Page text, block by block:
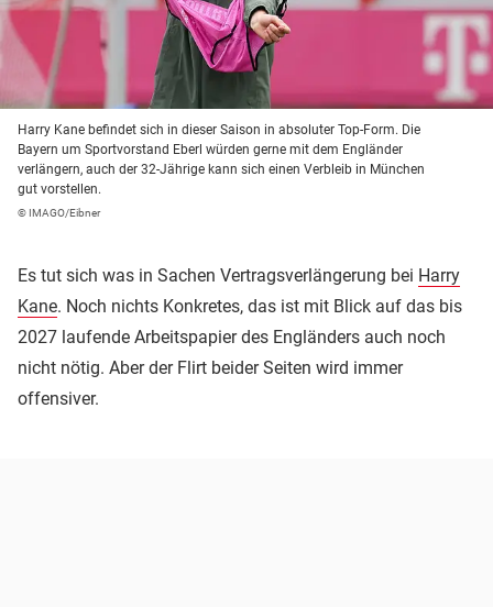
Harry Kane befindet sich in dieser Saison in absoluter Top-Form. Die
Bayern um Sportvorstand Eberl würden gerne mit dem Engländer
verlängern, auch der 32-Jährige kann sich einen Verbleib in München
gut vorstellen.
© IMAGO/Eibner
Es tut sich was in Sachen Vertragsverlängerung bei Harry
Kane. Noch nichts Konkretes, das ist mit Blick auf das bis
2027 laufende Arbeitspapier des Engländers auch noch
nicht nötig. Aber der Flirt beider Seiten wird immer
offensiver.